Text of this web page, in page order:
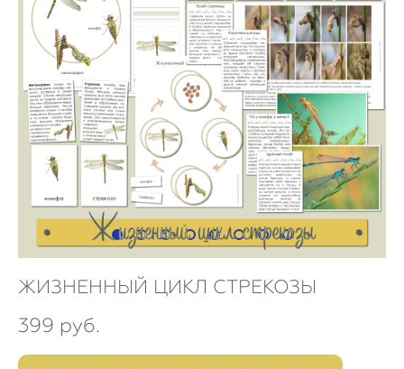
ЖИЗНЕННЫЙ ЦИКЛ СТРЕКОЗЫ
399 pуб.